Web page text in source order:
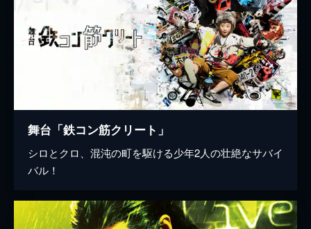
舞台「鉄コン筋クリート」
シロとクロ、混沌の町を駆ける少年2人の壮絶なサバイ
バル！